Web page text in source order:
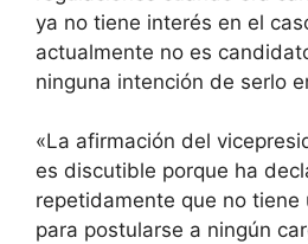
ya no tiene interés en el
actualmente no es
ninguna intención de serlo
«La afirmación del
es discutible porque ha
repetidamente que no tiene
para postularse a ningún